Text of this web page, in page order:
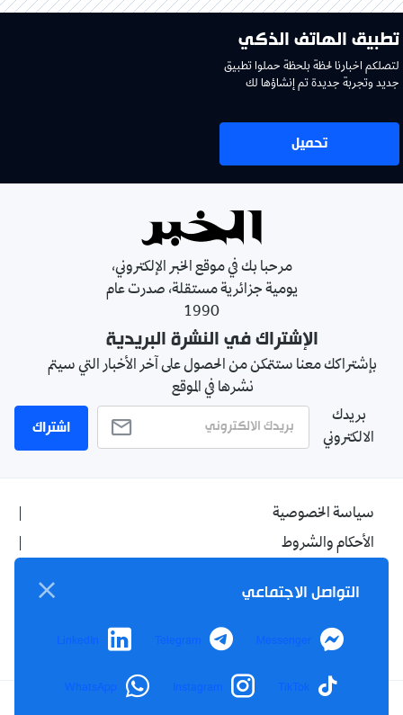
تطبيق الهاتف الذكي
لتصلكم اخبارنا لحظة بلحظة حملوا تطبيق
جديد وتجربة جديدة تم إنشاؤها لك
تحميل
مرحبا بك في موقع الخبر الإلكتروني،
يومية جزائرية مستقلة، صدرت عام
1990
الإشتراك في النشرة البريدية
بإشتراكك معنا ستتمكن من الحصول على آخر الأخبار التي سيتم
نشرها في الموقع
بريدك
الالكتروني
اشتراك
سياسة الخصوصية
الأحكام والشروط
اتصل بنا
من نحن
التواصل الاجتماعي
Messenger
Telegram
LinkedIn
TikTok
Instagram
WhatsApp